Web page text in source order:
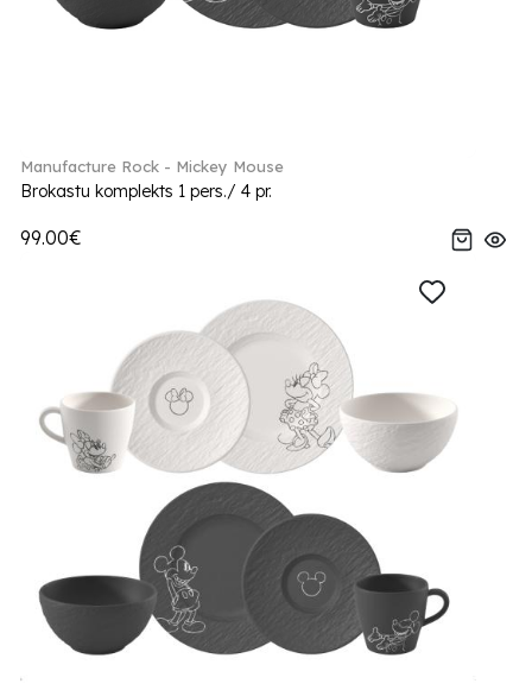
Manufacture Rock - Mickey Mouse
Brokastu komplekts 1 pers./ 4 pr.
99.00€